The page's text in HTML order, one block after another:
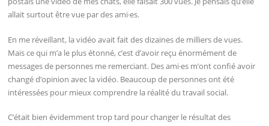
allait surtout être vue par des ami·es.
En me réveillant, la vidéo avait fait des dizaines de milliers de vues.
Mais ce qui m’a le plus étonné, c’est d’avoir reçu énormément de
messages de personnes me remerciant. Des ami·es m’ont confié avoir
changé d’opinion avec la vidéo. Beaucoup de personnes ont été
intéressées pour mieux comprendre la réalité du travail social.
C’était bien évidemment trop tard pour changer le résultat des